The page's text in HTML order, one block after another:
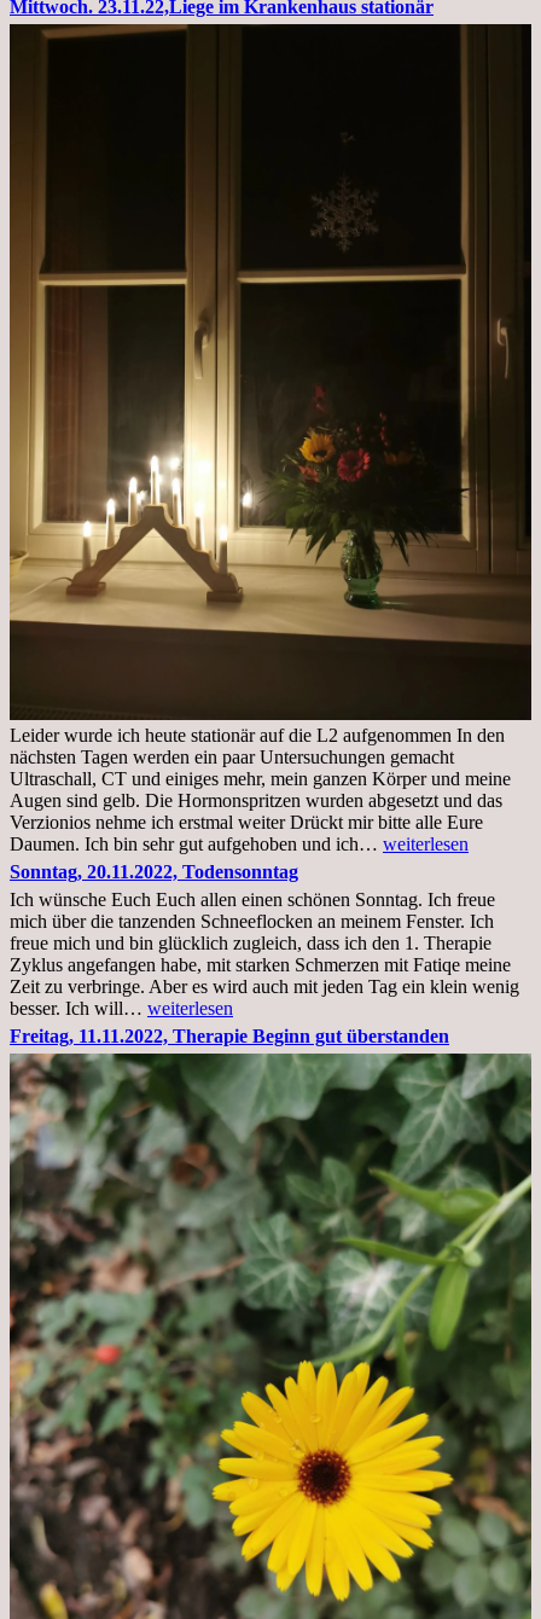
Kleines
Mittwoch. 23.11.22,Liege im Krankenhaus stationär
Leider wurde ich heute stationär auf die L2 aufgenommen In den
nächsten Tagen werden ein paar Untersuchungen gemacht
Ultraschall, CT und einiges mehr, mein ganzen Körper und meine
Augen sind gelb. Die Hormonspritzen wurden abgesetzt und das
Verzionios nehme ich erstmal weiter Drückt mir bitte alle Eure
Daumen. Ich bin sehr gut aufgehoben und ich… Mittwoch.
Krankenhaus
stationär
weiterlesen
Sonntag, 20.11.2022, Todensonntag
Ich wünsche Euch Euch allen einen schönen Sonntag. Ich freue
mich über die tanzenden Schneeflocken an meinem Fenster. Ich
freue mich und bin glücklich zugleich, dass ich den 1. Therapie
Zyklus angefangen habe, mit starken Schmerzen mit Fatiqe meine
Zeit zu verbringe. Aber es wird auch mit jeden Tag ein klein wenig
besser. Ich will… Sonntag,
20.11.2022,
Todensonntag
weiterlesen
Freitag, 11.11.2022, Therapie Beginn gut überstanden